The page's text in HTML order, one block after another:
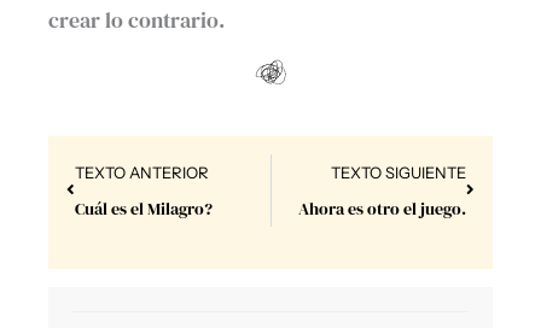
crear lo contrario.
Prev
TEXTO ANTERIOR
Cuál es el Milagro?
TEXTO SIGUIENTE
Ahora es otro el juego.
Next